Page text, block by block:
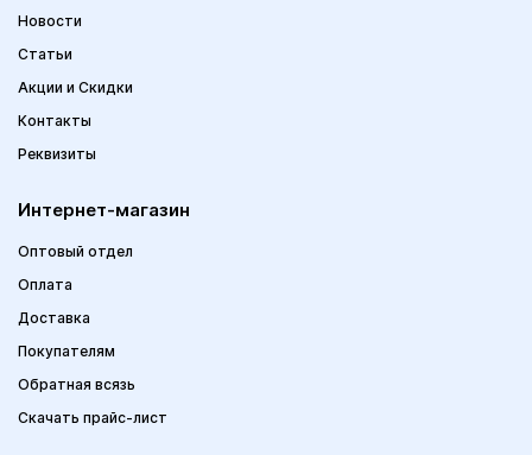
Новости
Статьи
Акции и Скидки
Контакты
Реквизиты
Интернет-магазин
Оптовый отдел
Оплата
Доставка
Покупателям
Обратная всязь
Скачать прайс-лист